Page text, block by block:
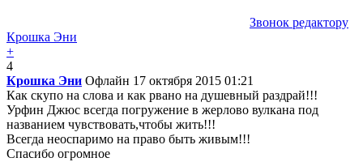
Звонок редактору
Крошка Эни
+
4
Крошка Эни Офлайн 17 октября 2015 01:21
Как скупо на слова и как рвано на душевный раздрай!!!
Урфин Джюс всегда погружение в жерлово вулкана под
названием чувствовать,чтобы жить!!!
Всегда неоспаримо на право быть живым!!!
Спасибо огромное